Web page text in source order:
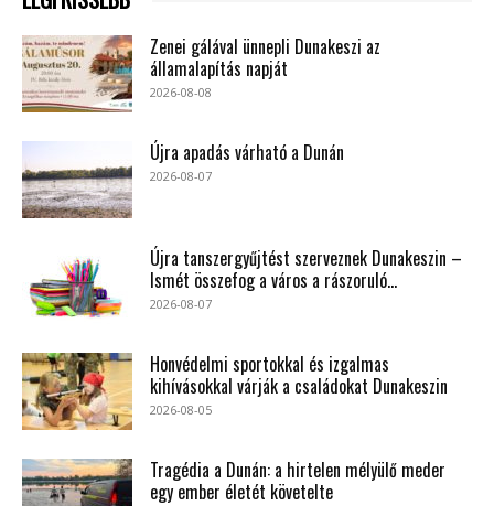
Zenei gálával ünnepli Dunakeszi az
államalapítás napját
2026-08-08
Újra apadás várható a Dunán
2026-08-07
Újra tanszergyűjtést szerveznek Dunakeszin –
Ismét összefog a város a rászoruló...
2026-08-07
Honvédelmi sportokkal és izgalmas
kihívásokkal várják a családokat Dunakeszin
2026-08-05
Tragédia a Dunán: a hirtelen mélyülő meder
egy ember életét követelte